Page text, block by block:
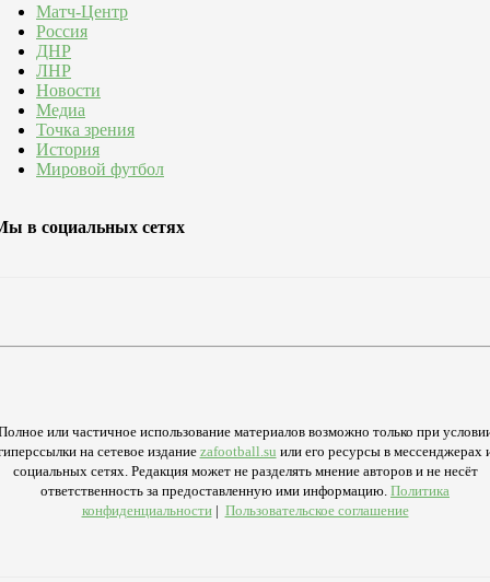
Матч-Центр
Россия
ДНР
ЛНР
Новости
Медиа
Точка зрения
История
Мировой футбол
в социальных сетях
или частичное использование материалов возможно только при
на сетевое издание zafootball.su или его ресурсы в мессенджерах
социальных сетях. Редакция может не разделять мнение авторов и не несёт
ответственность за предоставленную ими информацию. Политика
конфиденциальности| Пользовательское соглашение